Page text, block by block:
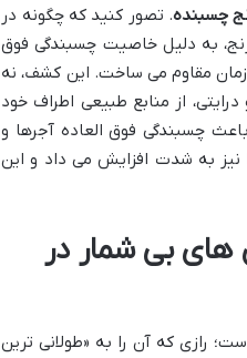
چسبنده. تصور کنید که چگونه در
به دلیل خاصیت چسبندگی فوق
زمان مقاوم می ساخت. این کشف، نه
از منابع طبیعی اطراف خود
چسبندگی فوق العاده آجرها و
به شدت افزایش می داد و این
های بی شمار در
رازی که آن را به «طولانی ترین